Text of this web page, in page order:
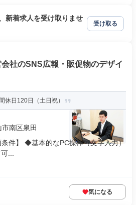
新着求人を受け取りませ
受け取る
社のSNS広報・販促物のデザイ
休日120日（土日祝）
南区泉田
件】 ◆基本的なPC操作（文字入力）
...
気になる